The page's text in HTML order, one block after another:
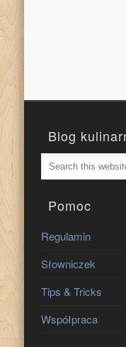
Blog
Pomoc
Regulamin
Słowniczek
Tips & Tricks
Współpraca